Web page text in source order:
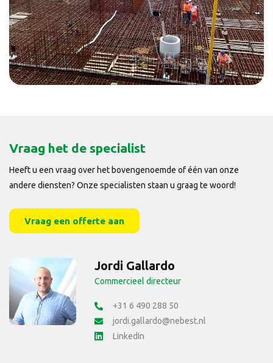
Vraag het de specialist
Heeft u een vraag over het bovengenoemde of één van onze
andere diensten? Onze specialisten staan u graag te woord!
Vraag een offerte aan
Jordi Gallardo
Commercieel directeur
+31 6 490 288 50
jordi.gallardo@nebest.nl
LinkedIn